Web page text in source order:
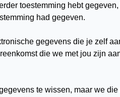
toestemming hebt
had gegeven.
gegevens die je zelf
die we met jou zijn
te wissen, maar we